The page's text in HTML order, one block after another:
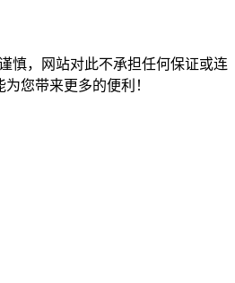
慎，网站对此不承担任何保证或连
您带来更多的便利！